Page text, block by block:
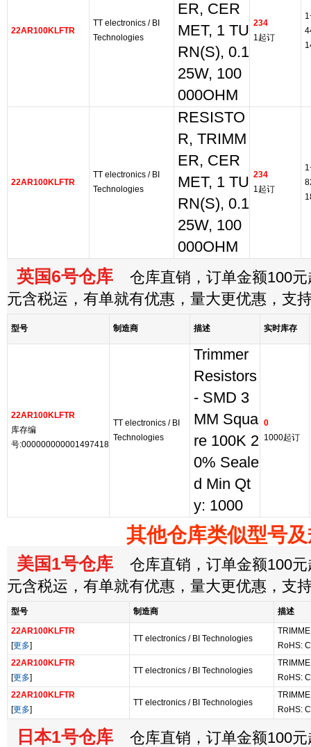
22AR100KLFTR
TT electronics / BI
Technologies
ER, CER
MET, 1 TU
RN(S), 0.1
25W, 100
000OHM
234
1起订
22AR100KLFTR
TT electronics / BI
Technologies
RESISTO
R, TRIMM
ER, CER
MET, 1 TU
RN(S), 0.1
25W, 100
000OHM
234
1起订
英国6号仓库 仓库直销，订单金额100元
元含税运，有单就有优惠，量大更优惠，支
型号 制造商 描述 实时库存
22AR100KLFTR
库存编
号:000000000001497418
TT electronics / BI
Technologies
Trimmer
Resistors
- SMD 3
MM Squa
re 100K 2
0% Seale
d Min Qt
y: 1000
0
1000起订
其他仓库类似型号
美国1号仓库 仓库直销，订单金额100元
元含税运，有单就有优惠，量大更优惠，支
型号 制造商
描述
22AR100KLFTR
[更多]
TT electronics / BI Technologies
RoHS:
22AR100KLFTR
[更多]
TT electronics / BI Technologies
RoHS:
22AR100KLFTR
[更多]
TT electronics / BI Technologies
RoHS:
日本1号仓库 仓库直销，订单金额100元